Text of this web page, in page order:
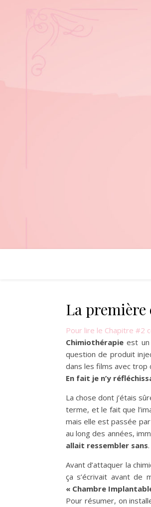
La
Pour lire le Chapitre #2
Chimiothérapie est un
question de produit
dans les films avec trop
En fait je n’y
La chose dont j’étais
terme, et le fait que
mais elle est passée
au long des années,
allait ressembler sans.
Avant d’attaquer la
ça s’écrivait avant de
« Chambre
Pour résumer, on